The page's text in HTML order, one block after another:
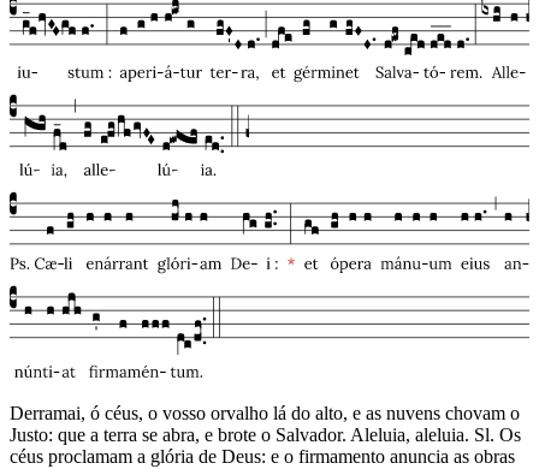
Derramai, ó céus, o vosso orvalho lá do alto, e as nuvens chovam o
Justo: que a terra se abra, e brote o Salvador. Aleluia, aleluia. Sl. Os
céus proclamam a glória de Deus: e o firmamento anuncia as obras